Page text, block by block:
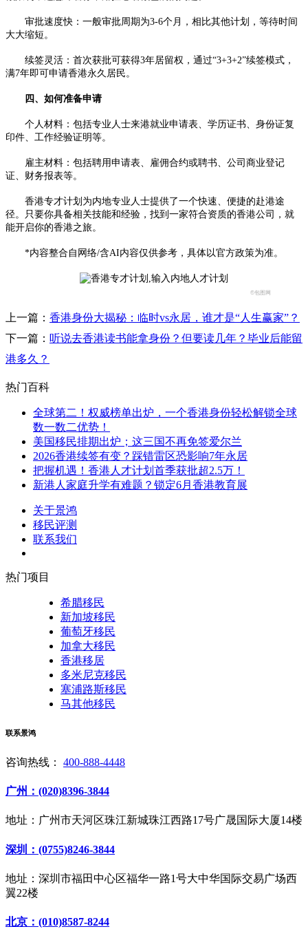
审批速度快：一般审批周期为3-6个月，相比其他计划，等待时间
大大缩短。
续签灵活：首次获批可获得3年居留权，通过“3+3+2”续签模式，
满7年即可申请香港永久居民。
四、如何准备申请
个人材料：包括专业人士来港就业申请表、学历证书、身份证复
印件、工作经验证明等。
雇主材料：包括聘用申请表、雇佣合约或聘书、公司商业登记
证、财务报表等。
香港专才计划为内地专业人士提供了一个快速、便捷的赴港途
径。只要你具备相关技能和经验，找到一家符合资质的香港公司，就
能开启你的香港之旅。
*内容整合自网络/含AI内容仅供参考，具体以官方政策为准。
©包图网
上一篇： 香港身份大揭秘：临时vs永居，谁才是“人生赢家”？
下一篇： 听说去香港读书能拿身份？但要读几年？毕业后能留
港多久？
热门百科
全球第二！权威榜单出炉，一个香港身份轻松解锁全球
数一数二优势！
美国移民排期出炉；这三国不再免签爱尔兰
2026香港续签有变？踩错雷区恐影响7年永居
把握机遇！香港人才计划首季获批超2.5万！
新港人家庭升学有难题？锁定6月香港教育展
关于景鸿
移民评测
联系我们
热门项目
希腊移民
新加坡移民
葡萄牙移民
加拿大移民
香港移居
多米尼克移民
塞浦路斯移民
马其他移民
联系景鸿
咨询热线： 400-888-4448
广州：(020)8396-3844
地址：广州市天河区珠江新城珠江西路17号广晟国际大厦14楼
深圳：(0755)8246-3844
地址：深圳市福田中心区福华一路1号大中华国际交易广场西
翼22楼
北京：(010)8587-8244